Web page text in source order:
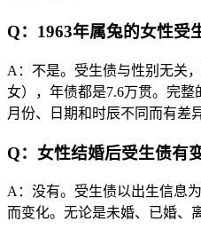
Q：1963年属兔的女性受
A：不是。受生债与性别无关
女），年债都是7.6万贯。完
月份、日期和时辰不同而有差
Q：女性结婚后受生债有
A：没有。受生债以出生信息
而变化。无论是未婚、已婚、